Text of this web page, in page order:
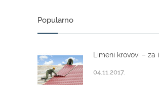
Popularno
Limeni krovovi – za
04.11.2017.